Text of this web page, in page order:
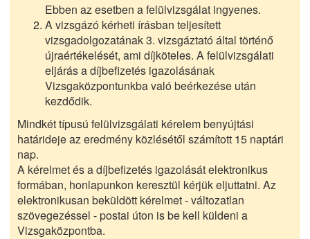
Ebben az esetben a felülvizsgálat ingyenes.
A vizsgázó kérheti írásban teljesített
vizsgadolgozatának 3. vizsgáztató által történő
újraértékelését, ami díjköteles. A felülvizsgálati
eljárás a díjbefizetés igazolásának
Vizsgaközpontunkba való beérkezése után
kezdődik.
Mindkét típusú felülvizsgálati kérelem benyújtási
határideje az eredmény közlésétől számított 15 naptári
nap.
A kérelmet és a díjbefizetés igazolását elektronikus
formában, honlapunkon keresztül kérjük eljuttatni. Az
elektronikusan beküldött kérelmet - változatlan
szövegezéssel - postai úton is be kell küldeni a
Vizsgaközpontba.